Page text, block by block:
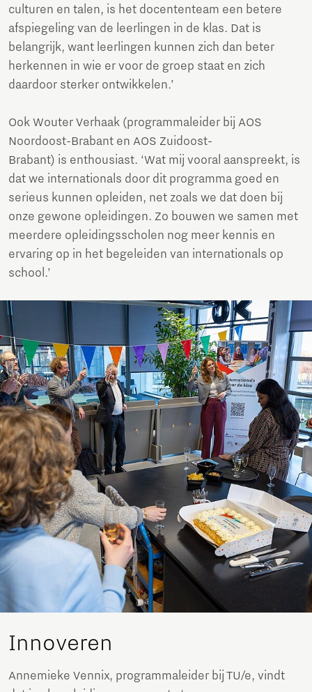
culturen en talen, is het docententeam een betere
afspiegeling van de leerlingen in de klas. Dat is
belangrijk, want leerlingen kunnen zich dan beter
herkennen in wie er voor de groep staat en zich
daardoor sterker ontwikkelen.’
Ook Wouter Verhaak (programmaleider bij AOS
Noordoost-Brabant en AOS Zuidoost-
Brabant) is enthousiast. ‘Wat mij vooral aanspreekt, is
dat we internationals door dit programma goed en
serieus kunnen opleiden, net zoals we dat doen bij
onze gewone opleidingen. Zo bouwen we samen met
meerdere opleidingsscholen nog meer kennis en
ervaring op in het begeleiden van internationals op
school.’
Innoveren
Annemieke Vennix, programmaleider bij TU/e, vindt